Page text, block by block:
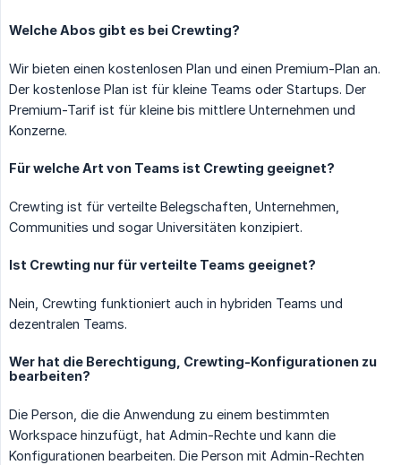
Welche Abos gibt es bei Crewting?
Wir bieten einen kostenlosen Plan und einen Premium-Plan an.
Der kostenlose Plan ist für kleine Teams oder Startups. Der
Premium-Tarif ist für kleine bis mittlere Unternehmen und
Konzerne.
Für welche Art von Teams ist Crewting geeignet?
Crewting ist für verteilte Belegschaften, Unternehmen,
Communities und sogar Universitäten konzipiert.
Ist Crewting nur für verteilte Teams geeignet?
Nein, Crewting funktioniert auch in hybriden Teams und
dezentralen Teams.
Wer hat die Berechtigung, Crewting-Konfigurationen zu
bearbeiten?
Die Person, die die Anwendung zu einem bestimmten
Workspace hinzufügt, hat Admin-Rechte und kann die
Konfigurationen bearbeiten. Die Person mit Admin-Rechten